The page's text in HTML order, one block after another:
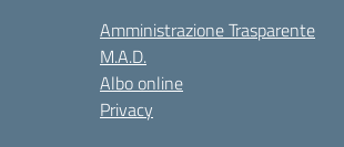
Amministrazione Trasparente
M.A.D.
Albo online
Privacy